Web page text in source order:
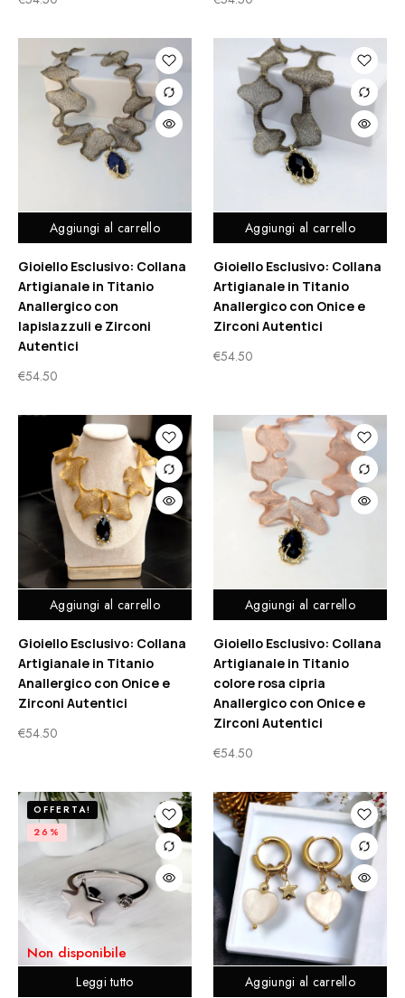
Aggiungi al carrello
Gioiello Esclusivo: Collana
Artigianale in Titanio
Anallergico con
lapislazzuli e Zirconi
Autentici
€54.50
Aggiungi al carrello
Gioiello Esclusivo: Collana
Artigianale in Titanio
Anallergico con Onice e
Zirconi Autentici
€54.50
Aggiungi al carrello
Gioiello Esclusivo: Collana
Artigianale in Titanio
Anallergico con Onice e
Zirconi Autentici
€54.50
Aggiungi al carrello
Gioiello Esclusivo: Collana
Artigianale in Titanio
colore rosa cipria
Anallergico con Onice e
Zirconi Autentici
€54.50
Leggi tutto
Non disponibile
OFFERTA!
26%
Aggiungi al carrello